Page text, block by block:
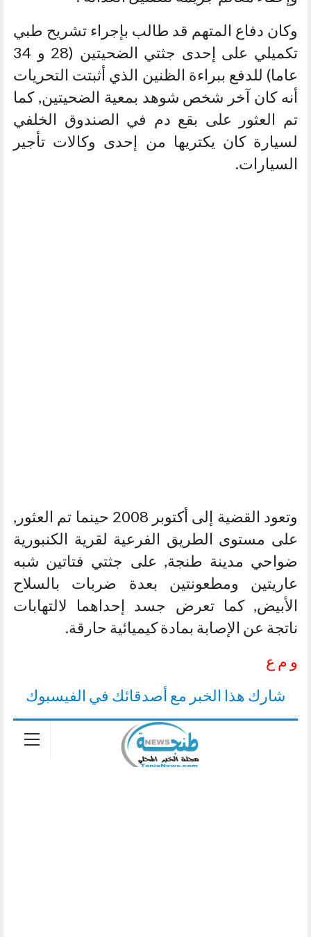
وكان دفاع المتهم قد طالب بإجراء تشريح طبي
تكميلي على إحدى جثتي الضحيتين (28 و 34
عاما) للدفع ببراءة الظنين الذي أثبتت التحريات
أنه كان آخر شخص شوهد بمعية الضحيتين, كما
تم العثور على بقع دم في الصندوق الخلفي
لسيارة كان يكتريها من إحدى وكالات تأجير
السيارات.
وتعود القضية إلى أكتوبر 2008 حينما تم العثور,
على مستوى الطريق الفرعية لقرية الكنبورية
ضواحي مدينة طنجة, على جثتي فتاتين شبه
عاريتين ومطعونتين بعدة ضربات بالسلاح
الأبيض, كما تعرض جسد إحداهما لالتهابات
ناتجة عن الإصابة بمادة كيميائية حارقة.
و م ع
شارك هذا الخبر مع أصدقائك في الفيسبوك